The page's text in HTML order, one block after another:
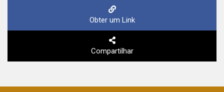
Obter um Link
Compartilhar